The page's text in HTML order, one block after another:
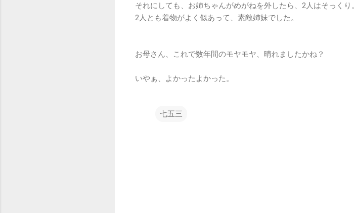
それにしても、お姉ちゃんがめがねを外したら、2人はそっくり。
2人とも着物がよく似あって、素敵姉妹でした。
お母さん、これで数年間のモヤモヤ、晴れましたかね？
いやぁ、よかったよかった。
七五三